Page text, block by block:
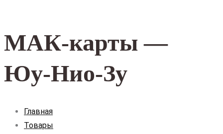
МАК-карты —
Юу-Нио-Зу
Главная
Товары